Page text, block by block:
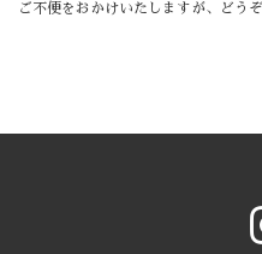
ご不便をおかけいたしますが、どう